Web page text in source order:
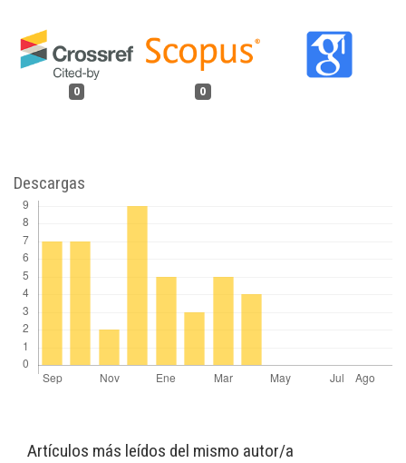
0 0
Descargas
Artículos más leídos del mismo autor/a